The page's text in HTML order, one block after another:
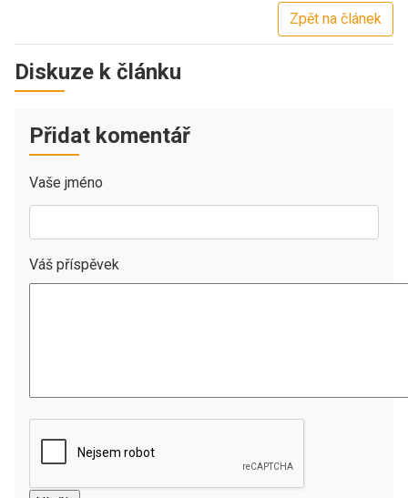
Zpět na článek
Diskuze k článku
Přidat komentář
Vaše jméno
Váš příspěvek